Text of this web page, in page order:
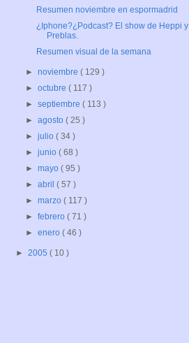
Resumen noviembre en espormadrid
¿Iphone?¿Podcast? El show de Heppi y
Preblas.
Resumen visual de la semana
►noviembre( 129 )
►octubre( 117 )
►septiembre( 113 )
►agosto( 25 )
►julio( 34 )
►junio( 68 )
►mayo( 95 )
►abril( 57 )
►marzo( 117 )
►febrero( 71 )
►enero( 46 )
► 2005 ( 10 )